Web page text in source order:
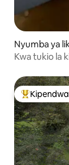
Nyumba ya
Kwa tukio la
Kipendwa